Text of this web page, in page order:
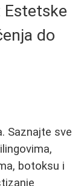
Estetske
do
Saznajte sve
botoksu i